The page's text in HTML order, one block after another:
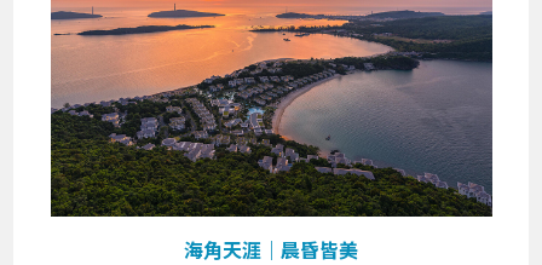
海角天涯｜晨昏皆美